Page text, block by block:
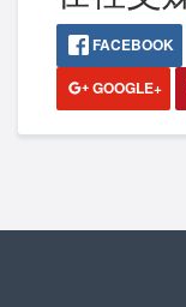
FACEBOOK
GOOGLE+